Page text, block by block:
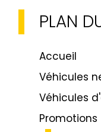
PLAN
Accueil
Véhicules
Véhicules
Promotions